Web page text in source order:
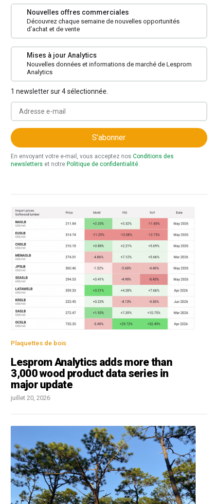
Nouvelles offres commerciales
Découvrez chaque semaine de nouvelles opportunités
d’achat et de vente
Mises à jour Analytics
Nouvelles données et informations de marché de Lesprom
Analytics
1 newsletter sur 4 sélectionnée.
S’abonner
En envoyant votre e-mail, vous acceptez nosConditions des
newsletters et notre Politique de confidentialité.
Plaquettes de bois
Lesprom Analytics adds more than
3,000 wood product data series in
major update
juillet 20, 2026